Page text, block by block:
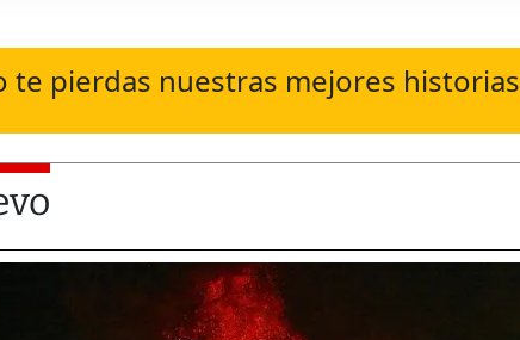
te pierdas nuestras mejores historias